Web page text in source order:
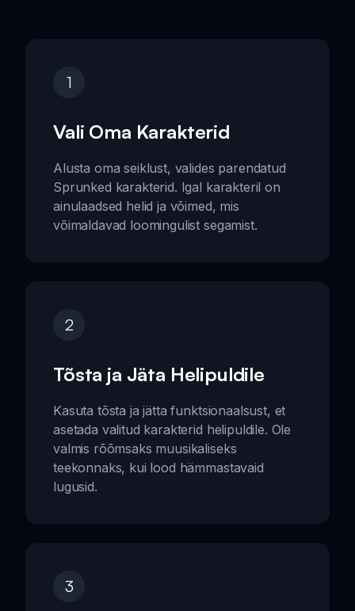
1
Vali Oma Karakterid
Alusta oma seiklust, valides parendatud
Sprunked karakterid. Igal karakteril on
ainulaadsed helid ja võimed, mis
võimaldavad loomingulist segamist.
2
Tõsta ja Jäta Helipuldile
Kasuta tõsta ja jätta funktsionaalsust, et
asetada valitud karakterid helipuldile. Ole
valmis rõõmsaks muusikaliseks
teekonnaks, kui lood hämmastavaid
lugusid.
3